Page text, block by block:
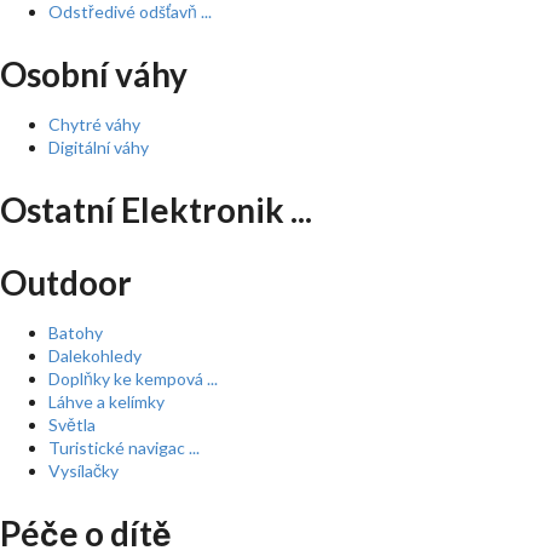
Odstředivé odšťavň ...
Osobní váhy
Chytré váhy
Digitální váhy
Ostatní Elektronik ...
Outdoor
Batohy
Dalekohledy
Doplňky ke kempová ...
Láhve a kelímky
Světla
Turistické navigac ...
Vysílačky
Péče o dítě